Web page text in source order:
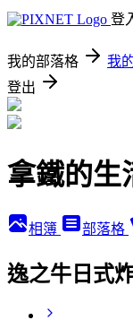
登
我的部落格 我
登出
拿鐵的生
相簿 部落格
逸之牛日式